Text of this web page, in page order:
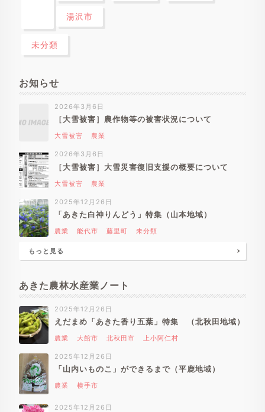
湯沢市
未分類
お知らせ
2026年3月6日
［大雪被害］農作物等の被害状況について
大雪被害 農業
2026年3月6日
［大雪被害］大雪災害復旧支援の概要について
大雪被害 農業
2025年12月26日
「あきた白神りんどう」特集（山本地域）
農業 能代市 藤里町 未分類
もっと見る
あきた農林水産業ノート
2025年12月26日
えだまめ「あきた香り五葉」特集 （北秋田地域）
農業 大館市 北秋田市 上小阿仁村
2025年12月26日
「山内いものこ」ができるまで（平鹿地域）
農業 横手市
2025年12月26日